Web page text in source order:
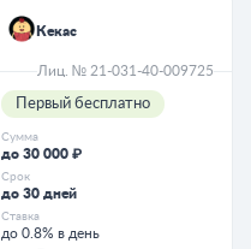
Кекас
Лиц. № 21-031-40-009725
Первый бесплатно
Сумма
до 30 000 ₽
Срок
до 30 дней
Ставка
до 0.8% в день